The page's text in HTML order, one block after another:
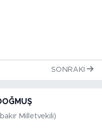
SONRAKI
Milletvekili)